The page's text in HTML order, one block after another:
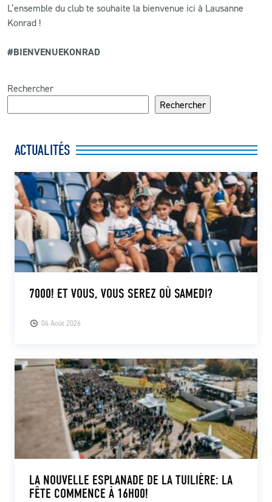
L’ensemble du club te souhaite la bienvenue ici à Lausanne
Konrad !
#BIENVENUEKONRAD
Rechercher
Rechercher
ACTUALITÉS
06 Août 2026
7000! ET VOUS, VOUS SEREZ OÙ SAMEDI?
LA NOUVELLE ESPLANADE DE LA TUILIÈRE: LA
FÊTE COMMENCE À 16H00!